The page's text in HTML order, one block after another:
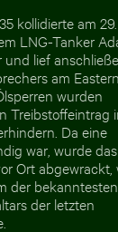
kollidierte am 29.
LNG-Tanker
und lief
am Eastern
wurden
Treibstoffeintrag
Da eine
war, wurde das
Ort abgewrackt,
der bekanntesten
der letzten